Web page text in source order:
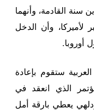
القادمة، وأنهما
لأميركا، وأن الدخل
أوروبا.
ستقوم بإعادة
الذي انعقد في
2007 في نيودلهي يعطي بارقة أمل